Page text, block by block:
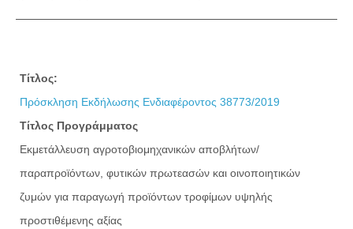
Τίτλος:
Πρόσκληση Εκδήλωσης Ενδιαφέροντος 38773/2019
Τίτλος Προγράμματος
Εκμετάλλευση αγροτοβιομηχανικών αποβλήτων/
παραπροϊόντων, φυτικών πρωτεασών και οινοποιητικών
ζυμών για παραγωγή προϊόντων τροφίμων υψηλής
προστιθέμενης αξίας